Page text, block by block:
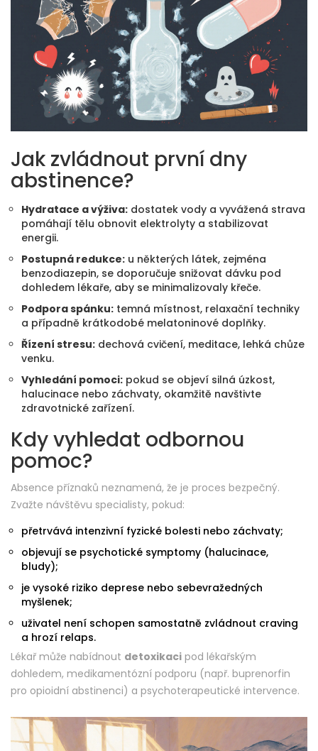
Jak zvládnout první dny
abstinence?
Hydratace a výživa: dostatek vody a vyvážená strava
pomáhají tělu obnovit elektrolyty a stabilizovat
energii.
Postupná redukce: u některých látek, zejména
benzodiazepin, se doporučuje snižovat dávku pod
dohledem lékaře, aby se minimalizovaly křeče.
Podpora spánku: temná místnost, relaxační techniky
a případně krátkodobé melatoninové doplňky.
Řízení stresu: dechová cvičení, meditace, lehká chůze
venku.
Vyhledání pomoci: pokud se objeví silná úzkost,
halucinace nebo záchvaty, okamžitě navštivte
zdravotnické zařízení.
Kdy vyhledat odbornou
pomoc?
Absence příznaků neznamená, že je proces bezpečný.
Zvažte návštěvu specialisty, pokud:
přetrvává intenzivní fyzické bolesti nebo záchvaty;
objevují se psychotické symptomy (halucinace,
bludy);
je vysoké riziko deprese nebo sebevražedných
myšlenek;
uživatel není schopen samostatně zvládnout craving
a hrozí relaps.
Lékař může nabídnout detoxikaci pod lékařským
dohledem, medikamentózní podporu (např. buprenorfin
pro opioidní abstinenci) a psychoterapeutické intervence.